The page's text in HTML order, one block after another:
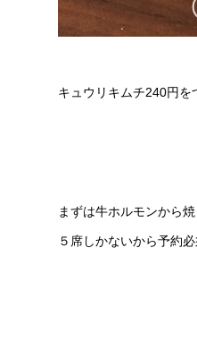
キュウリキムチ240円
まずは牛ホルモンから
５席しかないから予約必